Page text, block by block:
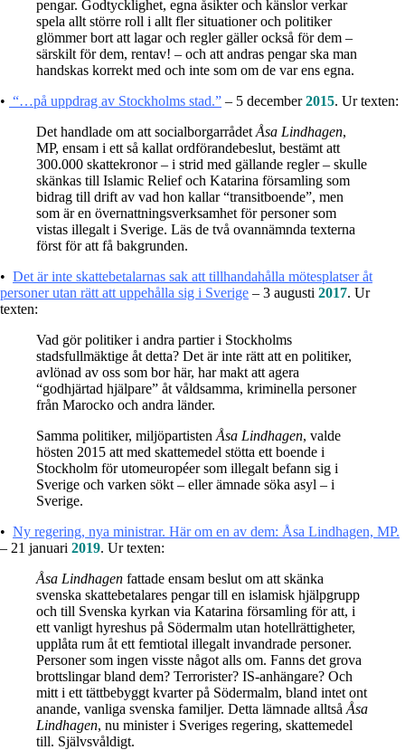
pengar. Godtycklighet, egna åsikter och känslor verkar
spela allt större roll i allt fler situationer och politiker
glömmer bort att lagar och regler gäller också för dem –
särskilt för dem, rentav! – och att andras pengar ska man
handskas korrekt med och inte som om de var ens egna.
• “…på uppdrag av Stockholms stad.” – 5 december2015. Ur texten:
Det handlade om att socialborgarrådet Åsa Lindhagen,
MP, ensam i ett så kallat ordförandebeslut, bestämt att
300.000 skattekronor – i strid med gällande regler – skulle
skänkas till Islamic Relief och Katarina församling som
bidrag till drift av vad hon kallar “transitboende”, men
som är en övernattningsverksamhet för personer som
vistas illegalt i Sverige. Läs de två ovannämnda texterna
först för att få bakgrunden.
• Det är inte skattebetalarnas sak att tillhandahålla mötesplatser åt
personer utan rätt att uppehålla sig i Sverige – 3 augusti 2017. Ur
texten:
Vad gör politiker i andra partier i Stockholms
stadsfullmäktige åt detta? Det är inte rätt att en politiker,
avlönad av oss som bor här, har makt att agera
“godhjärtad hjälpare” åt våldsamma, kriminella personer
från Marocko och andra länder.
Samma politiker, miljöpartisten Åsa Lindhagen, valde
hösten 2015 att med skattemedel stötta ett boende i
Stockholm för utomeuropéer som illegalt befann sig i
Sverige och varken sökt – eller ämnade söka asyl – i
Sverige.
• Ny regering, nya ministrar. Här om en av dem: Åsa Lindhagen, MP.
– 21 januari 2019. Ur texten:
Åsa Lindhagen fattade ensam beslut om att skänka
svenska skattebetalares pengar till en islamisk hjälpgrupp
och till Svenska kyrkan via Katarina församling för att, i
ett vanligt hyreshus på Södermalm utan hotellrättigheter,
upplåta rum åt ett femtiotal illegalt invandrade personer.
Personer som ingen visste något alls om. Fanns det grova
brottslingar bland dem? Terrorister? IS-anhängare? Och
mitt i ett tättbebyggt kvarter på Södermalm, bland intet ont
anande, vanliga svenska familjer. Detta lämnade alltså Åsa
Lindhagen, nu minister i Sveriges regering, skattemedel
till. Självsvåldigt.